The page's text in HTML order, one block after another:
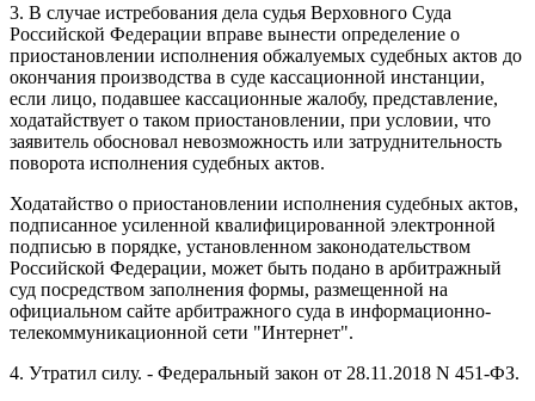
3. В случае истребования дела судья Верховного Суда
Российской Федерации вправе вынести определение о
приостановлении исполнения обжалуемых судебных актов до
окончания производства в суде кассационной инстанции,
если лицо, подавшее кассационные жалобу, представление,
ходатайствует о таком приостановлении, при условии, что
заявитель обосновал невозможность или затруднительность
поворота исполнения судебных актов.
Ходатайство о приостановлении исполнения судебных актов,
подписанное усиленной квалифицированной электронной
подписью в порядке, установленном законодательством
Российской Федерации, может быть подано в арбитражный
суд посредством заполнения формы, размещенной на
официальном сайте арбитражного суда в информационно-
телекоммуникационной сети "Интернет".
4. Утратил силу. - Федеральный закон от 28.11.2018 N 451-ФЗ.